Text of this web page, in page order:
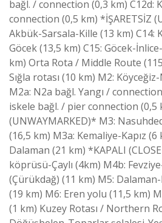
bağl. / connection (0,3 km) C12d:
connection (0,5 km) *İŞARETSİZ
Akbük-Sarsala-Kille (13 km) C14:
Göcek (13,5 km) C15: Göcek-
km) Orta Rota / Middle Route
Sığla rotası (10 km) M2:
M2a: N2a bağl. Yangı /
iskele bağl. / pier connection (0,5
(UNWAYMARKED)* M3:
(16,5 km) M3a: Kemaliye-Kapız
Dalaman (21 km) *KAPALI
köprüsü-Çaylı (4km) M4b:
(Çürükdağ) (11 km) M5:
(19 km) M6: Eren yolu (11,5 km)
(1 km) Kuzey Rotası / Northern